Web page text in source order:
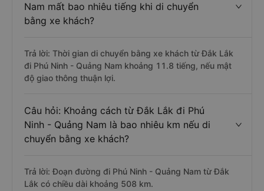
Nam mất bao nhiêu tiếng khi di chuyển
bằng xe khách?
Trả lời: Thời gian di chuyển bằng xe khách từ Đắk Lắk
đi Phú Ninh - Quảng Nam khoảng 11.8 tiếng, nếu mật
độ giao thông thuận lợi.
Câu hỏi: Khoảng cách từ Đắk Lắk đi Phú
Ninh - Quảng Nam là bao nhiêu km nếu di
chuyển bằng xe khách?
Trả lời: Đoạn đường đi Phú Ninh - Quảng Nam từ Đắk
Lắk có chiều dài khoảng 508 km.